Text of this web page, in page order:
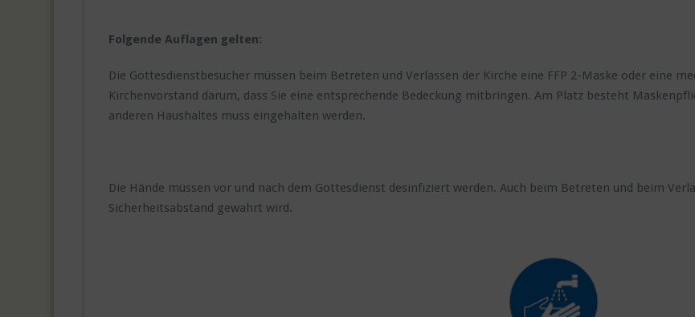
Folgende Auflagen gelten:
Die Gottesdienstbesucher müssen beim Betreten und Verlassen der Kirche eine FFP 2-Maske oder eine
Kirchenvorstand darum, dass Sie eine entsprechende Bedeckung mitbringen. Am Platz besteht
anderen Haushaltes muss eingehalten werden.
Die Hände müssen vor und nach dem Gottesdienst desinfiziert werden. Auch beim Betreten und beim
Sicherheitsabstand gewahrt wird.